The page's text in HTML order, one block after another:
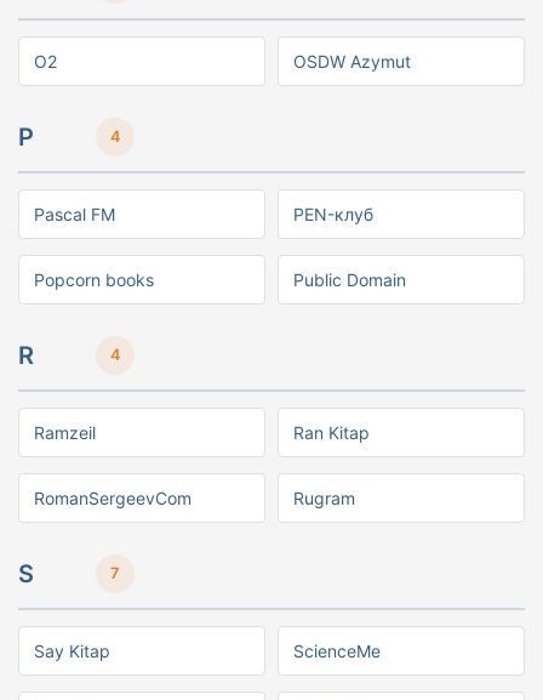
O2 OSDW Azymut
P 4
Pascal FM PEN-клуб
Popcorn books Public Domain
R 4
Ramzeil Ran Kitap
RomanSergeevCom Rugram
S 7
Say Kitap ScienceMe